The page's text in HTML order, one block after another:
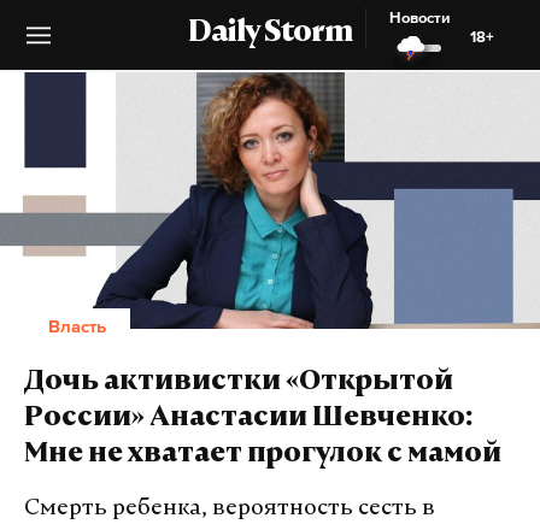
Daily Storm
Новости
18+
Власть
Дочь активистки «Открытой
России» Анастасии Шевченко:
Мне не хватает прогулок с мамой
Смерть ребенка, вероятность сесть в